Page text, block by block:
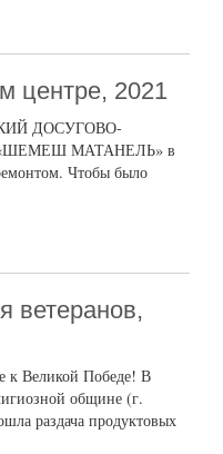
центре, 2021
ДОСУГОВО-
МАТАНЕЛЬ» в
Чтобы было
ветеранов,
к Великой Победе! В
общине (г.
раздача продуктовых